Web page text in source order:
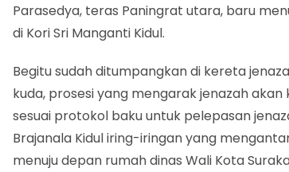
Parasedya, teras Paningrat utara, baru
di Kori Sri Manganti Kidul.
Begitu sudah ditumpangkan di kereta
kuda, prosesi yang mengarak jenazah akan
sesuai protokol baku untuk pelepasan
Brajanala Kidul iring-iringan yang
menuju depan rumah dinas Wali Kota